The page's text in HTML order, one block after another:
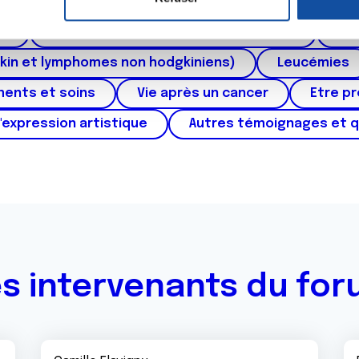
de publicité et d'analyse, qui peuvent combiner celles-ci
ont collectées lors de votre utilisation de leurs services.
et lymphomes non hodgkiniens) Leucémies
et soins Vie après un cancer Etre
artistique Autres témoignages et
intervenants du